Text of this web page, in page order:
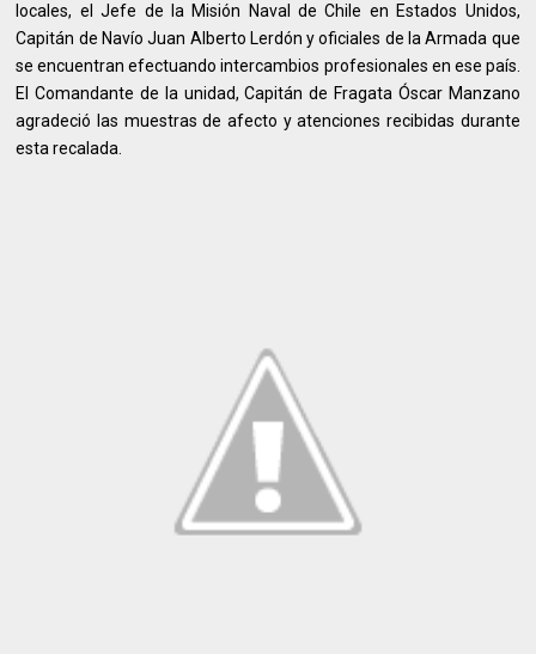
locales, el Jefe de la Misión Naval de Chile en Estados Unidos,
Capitán de Navío Juan Alberto Lerdón y oficiales de la Armada que
se encuentran efectuando intercambios profesionales en ese país.
El Comandante de la unidad, Capitán de Fragata Óscar Manzano
agradeció las muestras de afecto y atenciones recibidas durante
esta recalada.